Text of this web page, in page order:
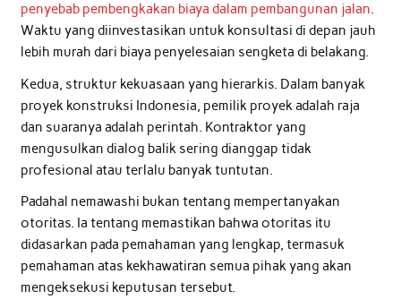
penyebab pembengkakan biaya dalam pembangunan jalan.
Waktu yang diinvestasikan untuk konsultasi di depan jauh
lebih murah dari biaya penyelesaian sengketa di belakang.
Kedua, struktur kekuasaan yang hierarkis. Dalam banyak
proyek konstruksi Indonesia, pemilik proyek adalah raja
dan suaranya adalah perintah. Kontraktor yang
mengusulkan dialog balik sering dianggap tidak
profesional atau terlalu banyak tuntutan.
Padahal nemawashi bukan tentang mempertanyakan
otoritas. Ia tentang memastikan bahwa otoritas itu
didasarkan pada pemahaman yang lengkap, termasuk
pemahaman atas kekhawatiran semua pihak yang akan
mengeksekusi keputusan tersebut.